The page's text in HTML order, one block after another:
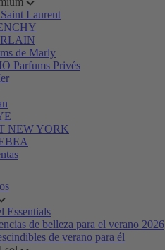
Laurent
de Marly
Parfums Privés
NEW YORK
Essentials
de belleza para el verano 2026
de verano para él